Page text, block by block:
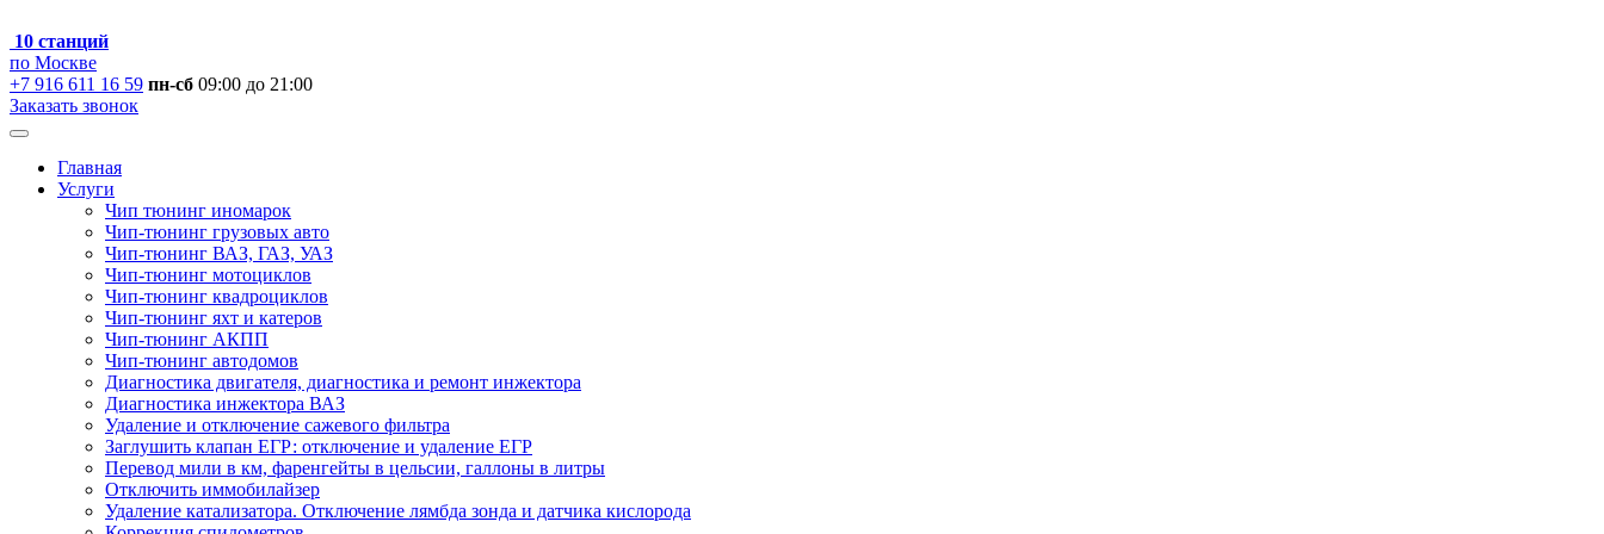
10 станций
по Москве
+7 916 611 16 59 пн-сб 09:00 до 21:00
Заказать звонок
Главная
Услуги
Чип тюнинг иномарок
Чип-тюнинг грузовых авто
Чип-тюнинг ВАЗ, ГАЗ, УАЗ
Чип-тюнинг мотоциклов
Чип-тюнинг квадроциклов
Чип-тюнинг яхт и катеров
Чип-тюнинг АКПП
Чип-тюнинг автодомов
Диагностика двигателя, диагностика и ремонт инжектора
Диагностика инжектора ВАЗ
Удаление и отключение сажевого фильтра
Заглушить клапан ЕГР: отключение и удаление ЕГР
Перевод мили в км, фаренгейты в цельсии, галлоны в литры
Отключить иммобилайзер
Удаление катализатора. Отключение лямбда зонда и датчика кислорода